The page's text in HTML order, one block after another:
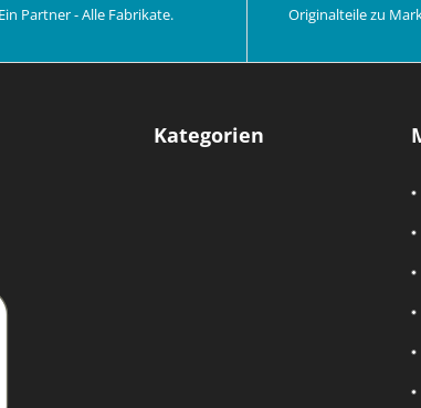
Ein Partner - Alle Fabrikate. Originalteile zu
Kategorien